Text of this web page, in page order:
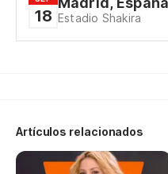
18 Estadio Shakira
Artículos relacionados